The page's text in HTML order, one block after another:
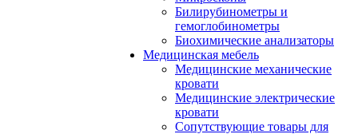
Билирубинометры и
гемоглобинометры
Биохимические анализаторы
Медицинская мебель
Медицинские механические
кровати
Медицинские электрические
кровати
Сопутствующие товары для